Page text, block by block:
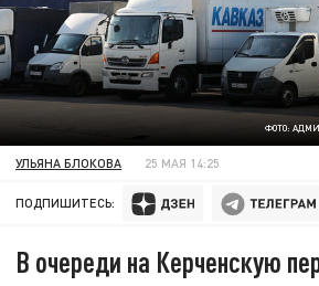
ФОТО:
УЛЬЯНА БЛОКОВА 25 МАЯ 14:25
ПОДПИШИТЕСЬ:
В очереди на Керченскую